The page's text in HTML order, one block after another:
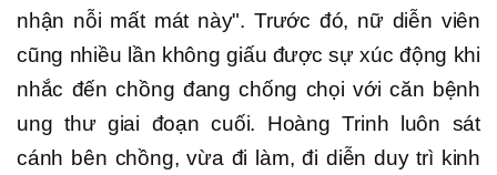
nhận nỗi mất mát này". Trước đó, nữ diễn viên
cũng nhiều lần không giấu được sự xúc động khi
nhắc đến chồng đang chống chọi với căn bệnh
ung thư giai đoạn cuối. Hoàng Trinh luôn sát
cánh bên chồng, vừa đi làm, đi diễn duy trì kinh